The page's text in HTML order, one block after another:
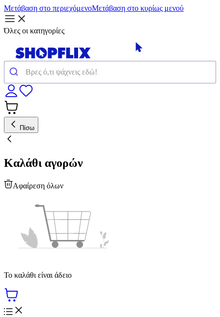
Μετάβαση στο περιεχόμενοΜετάβαση στο κυρίως μενού
Όλες οι κατηγορίες
Πίσω
Καλάθι αγορών
Αφαίρεση όλων
Το καλάθι είναι άδειο